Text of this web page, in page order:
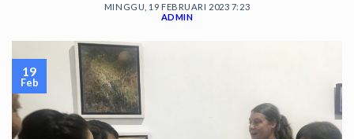
MINGGU, 19 FEBRUARI 2023 7:23
ADMIN
19
Feb